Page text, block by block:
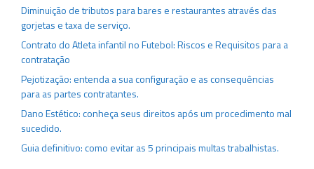
Diminuição de tributos para bares e restaurantes através das
gorjetas e taxa de serviço.
Contrato do Atleta infantil no Futebol: Riscos e Requisitos para a
contratação
Pejotização: entenda a sua configuração e as consequências
para as partes contratantes.
Dano Estético: conheça seus direitos após um procedimento mal
sucedido.
Guia definitivo: como evitar as 5 principais multas trabalhistas.